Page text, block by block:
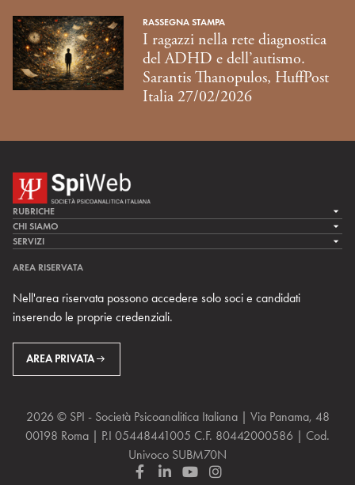
RASSEGNA STAMPA
I ragazzi nella rete diagnostica
del ADHD e dell’autismo.
Sarantis Thanopulos, HuffPost
Italia 27/02/2026
RUBRICHE
LA CURA
LA RICERCA
MULTIMEDIA
CHI SIAMO
LA SPI
TEAM DI SPIWEB
CONTATTI
RIVISTE
SERVIZI
ARCHIVIO STORICO
AREA RISERVATA
Nell'area riservata possono accedere solo soci e candidati
inserendo le proprie credenziali.
AREA PRIVATA
2026 © SPI - Società Psicoanalitica Italiana | Via Panama, 48
00198 Roma | P.I 05448441005 C.F. 80442000586 | Cod.
Univoco SUBM70N
F L Y I